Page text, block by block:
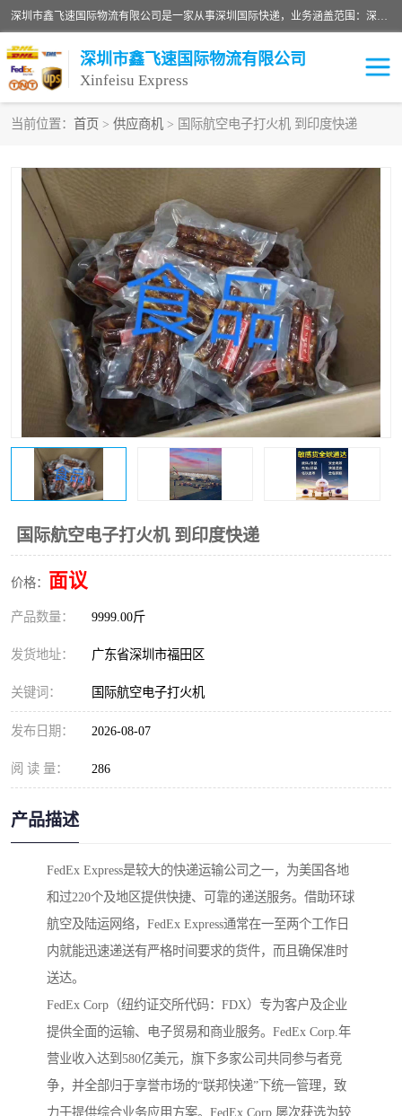
深圳市鑫飞速国际物流有限公司是一家从事深圳国际快递，业务涵盖范围：深圳DHL国际快递、深圳国际快递公司、深圳国际物流公司、深圳国际快递、深圳DHL国际快递电话可拨打全国服务热线：15019287411。欢迎各位亲来人来电到我司洽谈合作。
深圳市鑫飞速国际物流有限公司
Xinfeisu Express
当前位置： 首页 > 供应商机 > 国际航空电子打火机 到印度快递
国际航空电子打火机 到印度快递
价格： 面议
产品数量： 9999.00斤
发货地址： 广东省深圳市福田区
关键词： 国际航空电子打火机
发布日期： 2026-08-07
阅 读 量： 286
产品描述
FedEx Express是较大的快递运输公司之一，为美国各地
和过220个及地区提供快捷、可靠的递送服务。借助环球
航空及陆运网络，FedEx Express通常在一至两个工作日
内就能迅速递送有严格时间要求的货件，而且确保准时
送达。
FedEx Corp（纽约证交所代码：FDX）专为客户及企业
提供全面的运输、电子贸易和商业服务。FedEx Corp.年
营业收入达到580亿美元，旗下多家公司共同参与者竞
争，并全部归于享誉市场的“联邦快递”下统一管理，致
力于提供综合业务应用方案。FedEx Corp.屡次获选为较
俄罗斯快递
深圳DHL国际快递 伊朗快递
UPS国际快递 深圳国际快递公司
深圳国际物流公司 深圳国际快递电话
DHL国际快递电话 深圳国际快递
新能源电池出口物流